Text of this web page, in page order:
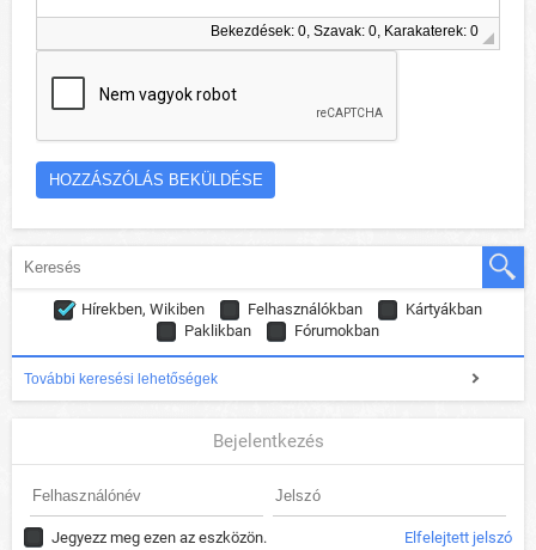
Bekezdések: 0, Szavak: 0, Karakaterek: 0
Hírekben, Wikiben Felhasználókban
Kártyákban
Paklikban
Fórumokban
További keresési lehetőségek
Bejelentkezés
Jegyezz meg ezen az eszközön. Elfelejtett jelszó